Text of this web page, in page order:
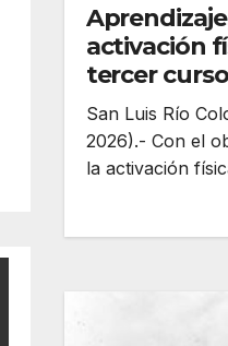
activación
tercer
San Luis Río
2026).- Con el
la activación